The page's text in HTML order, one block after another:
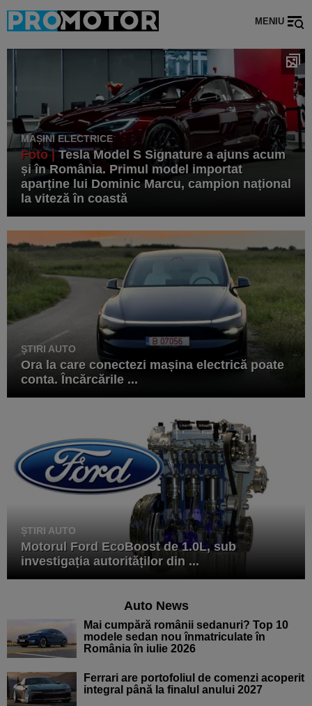
MENIU
MAȘINI ELECTRICE
Foto |Tesla Model S Signature a ajuns acum
și în România. Primul model importat
aparține lui Dominic Marcu, campion național
la viteză în coastă
ȘTIRI AUTO
Ora la care conectezi mașina electrică poate
conta. Încărcările ...
ȘTIRI AUTO
Motorul Ford EcoBoost de 1.0L, sub
investigația autorităților din ...
Auto News
Mai cumpără românii sedanuri? Top 10
modele sedan nou înmatriculate în
România în iulie 2026
Ferrari are portofoliul de comenzi acoperit
integral până la finalul anului 2027